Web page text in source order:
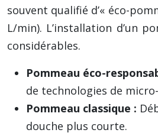
souvent qualifié d’« éco-
L/min). L’installation d’un
considérables.
Pommeau éco-
de technologies de
Pommeau classique :
douche plus courte.